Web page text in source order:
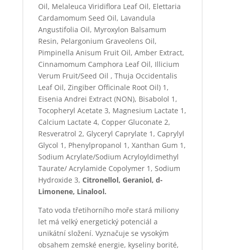
Oil, Melaleuca Viridiflora Leaf Oil, Elettaria
Cardamomum Seed Oil, Lavandula
Angustifolia Oil, Myroxylon Balsamum
Resin, Pelargonium Graveolens Oil,
Pimpinella Anisum Fruit Oil, Amber Extract,
Cinnamomum Camphora Leaf Oil, Illicium
Verum Fruit/Seed Oil , Thuja Occidentalis
Leaf Oil, Zingiber Officinale Root Oil) 1 ,
Eisenia Andrei Extract (NON), Bisabolol 1 ,
Tocopheryl Acetate 3, Magnesium Lactate 1 ,
Calcium Lactate 4, Copper Gluconate 2,
Resveratrol 2, Glyceryl Caprylate 1 , Caprylyl
Glycol 1 , Phenylpropanol 1 , Xanthan Gum 1 ,
Sodium Acrylate/Sodium Acryloyldimethyl
Taurate/ Acrylamide Copolymer 1 , Sodium
Hydroxide 3, Citronellol, Geraniol, d-
Limonene, Linalool.
Tato voda třetihorního moře stará miliony
let má velký energetický potenciál a
unikátní složení. Vyznačuje se vysokým
obsahem zemské energie, kyseliny borité,